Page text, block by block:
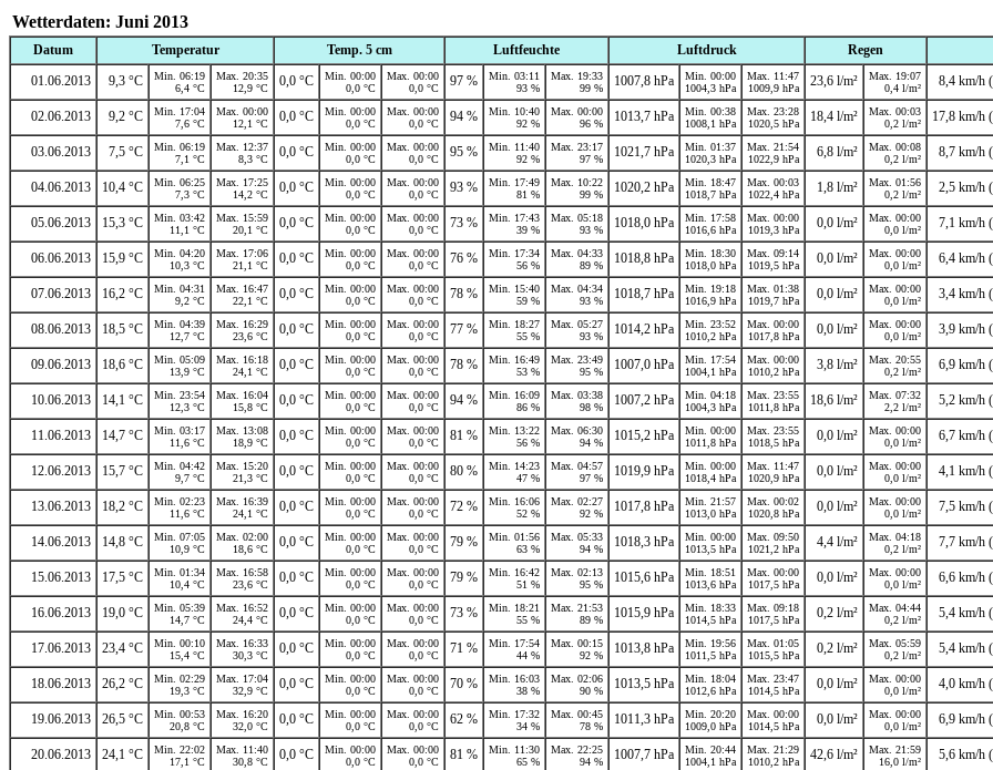
Wetterdaten: Juni 2013
Datum Temperatur Temp. 5 cm Luftfeuchte Luftdruck Regen
01.06.2013
9,3 °C
Min. 06:19
6,4 °C
Max. 20:35
12,9 °C
0,0 °C
Min. 00:00
0,0 °C
Max. 00:00
0,0 °C
97 %
Min. 03:11
93 %
Max. 19:33
99 %
1007,8 hPa
Min. 00:00
1004,3 hPa
Max. 11:47
1009,9 hPa
23,6 l/m²
Max. 19:07
0,4 l/m²
8,4 km/h
02.06.2013 9,2 °C
Min. 17:04
7,6 °C
Max. 00:00
12,1 °C
0,0 °C
Min. 00:00
0,0 °C
Max. 00:00
0,0 °C
94 %
Min. 10:40
92 %
Max. 00:00
96 %
1013,7 hPa
Min. 00:38
1008,1 hPa
Max. 23:28
1020,5 hPa
18,4 l/m²
Max. 00:03
0,2 l/m²
17,8 km/h
03.06.2013 7,5 °C
Min. 06:19
7,1 °C
Max. 12:37
8,3 °C
0,0 °C
Min. 00:00
0,0 °C
Max. 00:00
0,0 °C
95 %
Min. 11:40
92 %
Max. 23:17
97 %
1021,7 hPa
Min. 01:37
1020,3 hPa
Max. 21:54
1022,9 hPa
6,8 l/m²
Max. 00:08
0,2 l/m²
8,7 km/h
04.06.2013 10,4 °C
Min. 06:25
7,3 °C
Max. 17:25
14,2 °C
0,0 °C
Min. 00:00
0,0 °C
Max. 00:00
0,0 °C
93 %
Min. 17:49
81 %
Max. 10:22
99 %
1020,2 hPa
Min. 18:47
1018,7 hPa
Max. 00:03
1022,4 hPa
1,8 l/m²
Max. 01:56
0,2 l/m²
2,5 km/h
05.06.2013 15,3 °C
Min. 03:42
11,1 °C
Max. 15:59
20,1 °C
0,0 °C
Min. 00:00
0,0 °C
Max. 00:00
0,0 °C
73 %
Min. 17:43
39 %
Max. 05:18
93 %
1018,0 hPa
Min. 17:58
1016,6 hPa
Max. 00:00
1019,3 hPa
0,0 l/m²
Max. 00:00
0,0 l/m²
7,1 km/h
06.06.2013 15,9 °C
Min. 04:20
10,3 °C
Max. 17:06
21,1 °C
0,0 °C
Min. 00:00
0,0 °C
Max. 00:00
0,0 °C
76 %
Min. 17:34
56 %
Max. 04:33
89 %
1018,8 hPa
Min. 18:30
1018,0 hPa
Max. 09:14
1019,5 hPa
0,0 l/m²
Max. 00:00
0,0 l/m²
6,4 km/h
07.06.2013 16,2 °C
Min. 04:31
9,2 °C
Max. 16:47
22,1 °C
0,0 °C
Min. 00:00
0,0 °C
Max. 00:00
0,0 °C
78 %
Min. 15:40
59 %
Max. 04:34
93 %
1018,7 hPa
Min. 19:18
1016,9 hPa
Max. 01:38
1019,7 hPa
0,0 l/m²
Max. 00:00
0,0 l/m²
3,4 km/h
08.06.2013 18,5 °C
Min. 04:39
12,7 °C
Max. 16:29
23,6 °C
0,0 °C
Min. 00:00
0,0 °C
Max. 00:00
0,0 °C
77 %
Min. 18:27
55 %
Max. 05:27
93 %
1014,2 hPa
Min. 23:52
1010,2 hPa
Max. 00:00
1017,8 hPa
0,0 l/m²
Max. 00:00
0,0 l/m²
3,9 km/h
09.06.2013 18,6 °C
Min. 05:09
13,9 °C
Max. 16:18
24,1 °C
0,0 °C
Min. 00:00
0,0 °C
Max. 00:00
0,0 °C
78 %
Min. 16:49
53 %
Max. 23:49
95 %
1007,0 hPa
Min. 17:54
1004,1 hPa
Max. 00:00
1010,2 hPa
3,8 l/m²
Max. 20:55
0,2 l/m²
6,9 km/h
10.06.2013 14,1 °C
Min. 23:54
12,3 °C
Max. 16:04
15,8 °C
0,0 °C
Min. 00:00
0,0 °C
Max. 00:00
0,0 °C
94 %
Min. 16:09
86 %
Max. 03:38
98 %
1007,2 hPa
Min. 04:18
1004,3 hPa
Max. 23:55
1011,8 hPa
18,6 l/m²
Max. 07:32
2,2 l/m²
5,2 km/h
11.06.2013 14,7 °C
Min. 03:17
11,6 °C
Max. 13:08
18,9 °C
0,0 °C
Min. 00:00
0,0 °C
Max. 00:00
0,0 °C
81 %
Min. 13:22
56 %
Max. 06:30
94 %
1015,2 hPa
Min. 00:00
1011,8 hPa
Max. 23:55
1018,5 hPa
0,0 l/m²
Max. 00:00
0,0 l/m²
6,7 km/h
12.06.2013 15,7 °C
Min. 04:42
9,7 °C
Max. 15:20
21,3 °C
0,0 °C
Min. 00:00
0,0 °C
Max. 00:00
0,0 °C
80 %
Min. 14:23
47 %
Max. 04:57
97 %
1019,9 hPa
Min. 00:00
1018,4 hPa
Max. 11:47
1020,9 hPa
0,0 l/m²
Max. 00:00
0,0 l/m²
4,1 km/h
13.06.2013 18,2 °C
Min. 02:23
11,6 °C
Max. 16:39
24,1 °C
0,0 °C
Min. 00:00
0,0 °C
Max. 00:00
0,0 °C
72 %
Min. 16:06
52 %
Max. 02:27
92 %
1017,8 hPa
Min. 21:57
1013,0 hPa
Max. 00:02
1020,8 hPa
0,0 l/m²
Max. 00:00
0,0 l/m²
7,5 km/h
14.06.2013 14,8 °C
Min. 07:05
10,9 °C
Max. 02:00
18,6 °C
0,0 °C
Min. 00:00
0,0 °C
Max. 00:00
0,0 °C
79 %
Min. 01:56
63 %
Max. 05:33
94 %
1018,3 hPa
Min. 00:00
1013,5 hPa
Max. 09:50
1021,2 hPa
4,4 l/m²
Max. 04:18
0,2 l/m²
7,7 km/h
15.06.2013 17,5 °C
Min. 01:34
10,4 °C
Max. 16:58
23,6 °C
0,0 °C
Min. 00:00
0,0 °C
Max. 00:00
0,0 °C
79 %
Min. 16:42
51 %
Max. 02:13
95 %
1015,6 hPa
Min. 18:51
1013,6 hPa
Max. 00:00
1017,5 hPa
0,0 l/m²
Max. 00:00
0,0 l/m²
6,6 km/h
16.06.2013 19,0 °C
Min. 05:39
14,7 °C
Max. 16:52
24,4 °C
0,0 °C
Min. 00:00
0,0 °C
Max. 00:00
0,0 °C
73 %
Min. 18:21
55 %
Max. 21:53
89 %
1015,9 hPa
Min. 18:33
1014,5 hPa
Max. 09:18
1017,5 hPa
0,2 l/m²
Max. 04:44
0,2 l/m²
5,4 km/h
17.06.2013 23,4 °C
Min. 00:10
15,4 °C
Max. 16:33
30,3 °C
0,0 °C
Min. 00:00
0,0 °C
Max. 00:00
0,0 °C
71 %
Min. 17:54
44 %
Max. 00:15
92 %
1013,8 hPa
Min. 19:56
1011,5 hPa
Max. 01:05
1015,5 hPa
0,2 l/m²
Max. 05:59
0,2 l/m²
5,4 km/h
18.06.2013 26,2 °C
Min. 02:29
19,3 °C
Max. 17:04
32,9 °C
0,0 °C
Min. 00:00
0,0 °C
Max. 00:00
0,0 °C
70 %
Min. 16:03
38 %
Max. 02:06
90 %
1013,5 hPa
Min. 18:04
1012,6 hPa
Max. 23:47
1014,5 hPa
0,0 l/m²
Max. 00:00
0,0 l/m²
4,0 km/h
19.06.2013 26,5 °C
Min. 00:53
20,8 °C
Max. 16:20
32,0 °C
0,0 °C
Min. 00:00
0,0 °C
Max. 00:00
0,0 °C
62 %
Min. 17:32
34 %
Max. 00:45
78 %
1011,3 hPa
Min. 20:20
1009,0 hPa
Max. 00:00
1014,5 hPa
0,0 l/m²
Max. 00:00
0,0 l/m²
6,9 km/h
20.06.2013 24,1 °C
Min. 22:02
17,1 °C
Max. 11:40
30,8 °C
0,0 °C
Min. 00:00
0,0 °C
Max. 00:00
0,0 °C
81 %
Min. 11:30
65 %
Max. 22:25
94 %
1007,7 hPa
Min. 20:44
1004,1 hPa
Max. 21:29
1010,2 hPa
42,6 l/m²
Max. 21:59
16,0 l/m²
5,6 km/h